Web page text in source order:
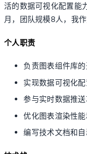
活的数据可视化配置能
月，团队规模8人，我
个人职责
负责图表组件库
实现数据可视化
参与实时数据推
优化图表渲染性
编写技术文档和